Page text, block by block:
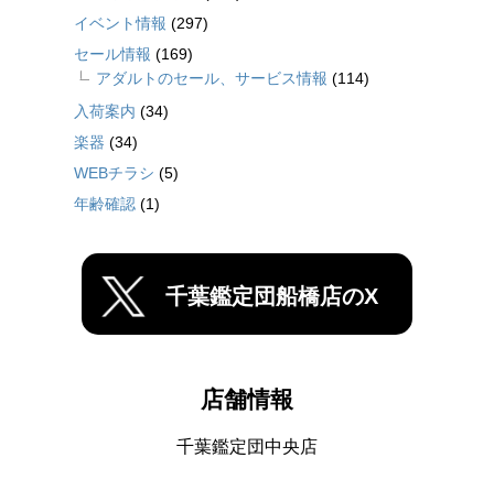
イベント情報 (297)
セール情報 (169)
アダルトのセール、サービス情報 (114)
入荷案内 (34)
楽器 (34)
WEBチラシ (5)
年齢確認 (1)
千葉鑑定団船橋店のX
店舗情報
千葉鑑定団中央店